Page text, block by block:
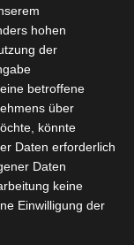
ersten 15
2027
2027 –
20.
AS Soliman
zu
House, Barrow
Es werden seitens
Welche Daten genau
hohen
der
betroffene
über
könnte
Daten erforderlich
Daten
keine
Einwilligung der